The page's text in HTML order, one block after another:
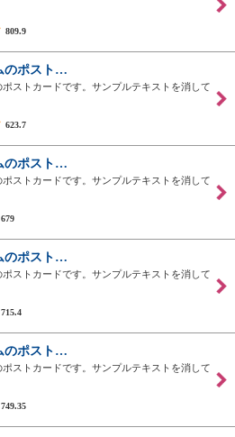
809.9
のポスト…
ストカードです。サンプルテキストを消して
623.7
のポスト…
ストカードです。サンプルテキストを消して
679
のポスト…
ストカードです。サンプルテキストを消して
715.4
のポスト…
ストカードです。サンプルテキストを消して
749.35